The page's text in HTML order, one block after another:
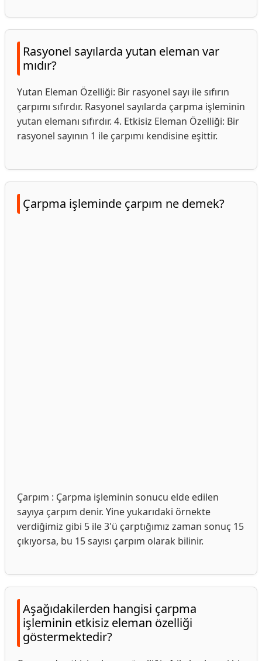
Rasyonel sayılarda yutan eleman var
mıdır?
Yutan Eleman Özelliği: Bir rasyonel sayı ile sıfırın
çarpımı sıfırdır. Rasyonel sayılarda çarpma işleminin
yutan elemanı sıfırdır. 4. Etkisiz Eleman Özelliği: Bir
rasyonel sayının 1 ile çarpımı kendisine eşittir.
Çarpma işleminde çarpım ne demek?
Çarpım : Çarpma işleminin sonucu elde edilen
sayıya çarpım denir. Yine yukarıdaki örnekte
verdiğimiz gibi 5 ile 3'ü çarptığımız zaman sonuç 15
çıkıyorsa, bu 15 sayısı çarpım olarak bilinir.
Aşağıdakilerden hangisi çarpma
işleminin etkisiz eleman özelliği
göstermektedir?